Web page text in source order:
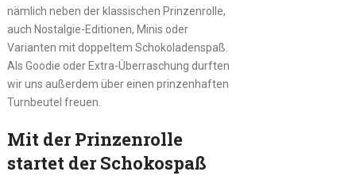
nämlich neben der klassischen Prinzenrolle,
auch Nostalgie-Editionen, Minis oder
Varianten mit doppeltem Schokoladenspaß.
Als Goodie oder Extra-Überraschung durften
wir uns außerdem über einen prinzenhaften
Turnbeutel freuen.
Mit der Prinzenrolle
startet der Schokospaß